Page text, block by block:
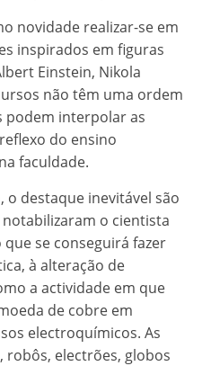
novidade realizar-se em
inspirados em figuras
Einstein, Nikola
não têm uma ordem
podem interpolar as
do ensino
faculdade.
o destaque inevitável são
o cientista
se conseguirá fazer
à alteração de
a actividade em que
de cobre em
electroquímicos. As
robôs, electrões, globos